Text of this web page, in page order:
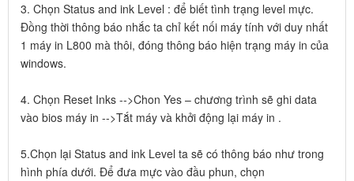
3. Chọn Status and ink Level : để biết tình trạng level mực.
Đồng thời thông báo nhắc ta chỉ kết nối máy tính với duy nhất
1 máy in L800 mà thôi, đóng thông báo hiện trạng máy in của
windows.
4. Chọn Reset Inks -->Chon Yes – chương trình sẽ ghi data
vào bios máy in -->Tắt máy và khởi động lại máy in .
5.Chọn lại Status and ink Level ta sẽ có thông báo như trong
hình phía dưới. Để đưa mực vào đầu phun, chọn